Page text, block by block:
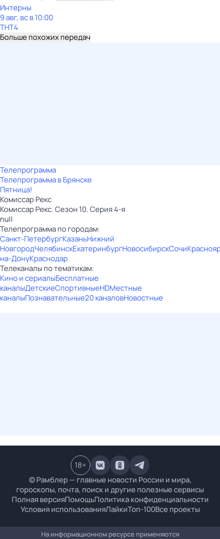
Интерны
9 авг, вс в 10:00
ТНТ4
Больше похожих передач
Телепрограмма
Телепрограмма в Брянске
Пятница!
Комиссар Рекс
Комиссар Рекс. Сезон 10. Серия 4-я
null
Телепрограмма по городам:
Санкт-ПетербургКазаньНижний
НовгородЧелябинскЕкатеринбургНовосибирскСочи
на-ДонуКраснодар
Телеканалы по тематикам:
Кино и сериалыБесплатные
каналыДетскиеСпортивныеHDМестные
каналыПознавательные20 каналовНовостные
© Рамблер — главные новости России и мира,
гороскопы, почта, поиск и другие полезные сервисы
Полная версияПомощьПолитика конфиденциальности
Условия использованияЛайкиТоп-100Все проекты
18+
На информационном ресурсе применяются